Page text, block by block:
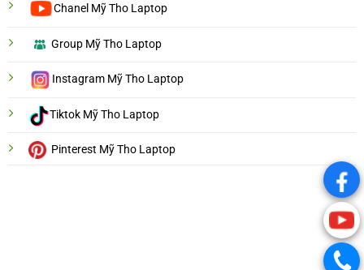
Chanel Mỹ Tho Laptop
Group Mỹ Tho Laptop
Instagram Mỹ Tho Laptop
Tiktok Mỹ Tho Laptop
Pinterest Mỹ Tho Laptop
.
.
.